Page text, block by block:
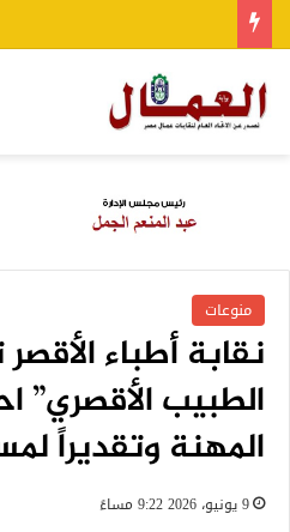
منوعات
نقابة أطباء
الطبيب الأقصري”
المهنة وتقديراً
9 يونيو، 2026 9:22 مساءً